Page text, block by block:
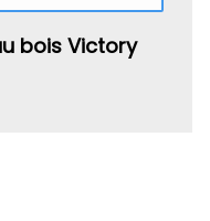
bois Victory